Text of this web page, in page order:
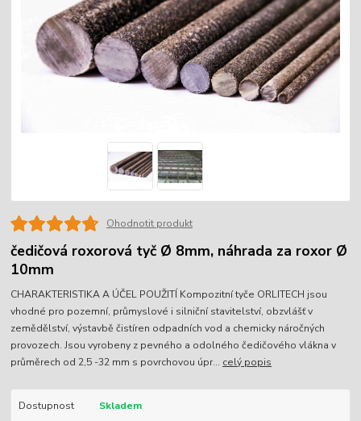
Ohodnotit produkt
čedičová roxorová tyč Ø 8mm, náhrada za roxor Ø
10mm
CHARAKTERISTIKA A ÚČEL POUŽITÍ Kompozitní tyče ORLITECH jsou
vhodné pro pozemní, průmyslové i silniční stavitelství, obzvlášť v
zemědělství, výstavbě čistíren odpadních vod a chemicky náročných
provozech. Jsou vyrobeny z pevného a odolného čedičového vlákna v
průměrech od 2,5 -32 mm s povrchovou úpr... celý popis
Dostupnost
Skladem